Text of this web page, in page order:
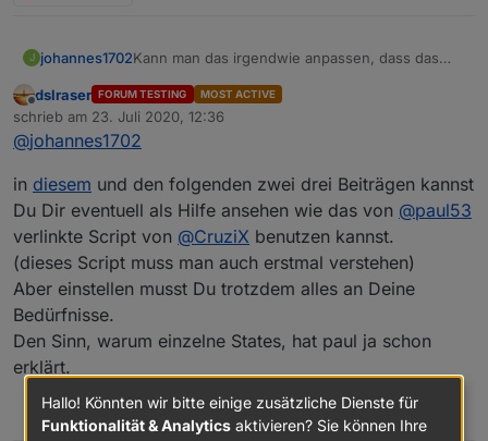
J johannes1702Kann man das irgendwie anpassen, dass das
nicht wirklich fit in Javascript :-(
Offline
dslraser FORUM TESTING MOST ACTIVE
schrieb am 23. Juli 2020, 12:36
zuletzt editiert von
@johannes1702
in diesem und den folgenden zwei drei Beiträgen kannst
Du Dir eventuell als Hilfe ansehen wie das von @paul53
verlinkte Script von @CruziX benutzen kannst.
(dieses Script muss man auch erstmal verstehen)
Aber einstellen musst Du trotzdem alles an Deine
Bedürfnisse.
Den Sinn, warum einzelne States, hat paul ja schon
erklärt.
4
Hallo! Könnten wir bitte einige zusätzliche Dienste für
Funktionalität & Analytics aktivieren? Sie können Ihre